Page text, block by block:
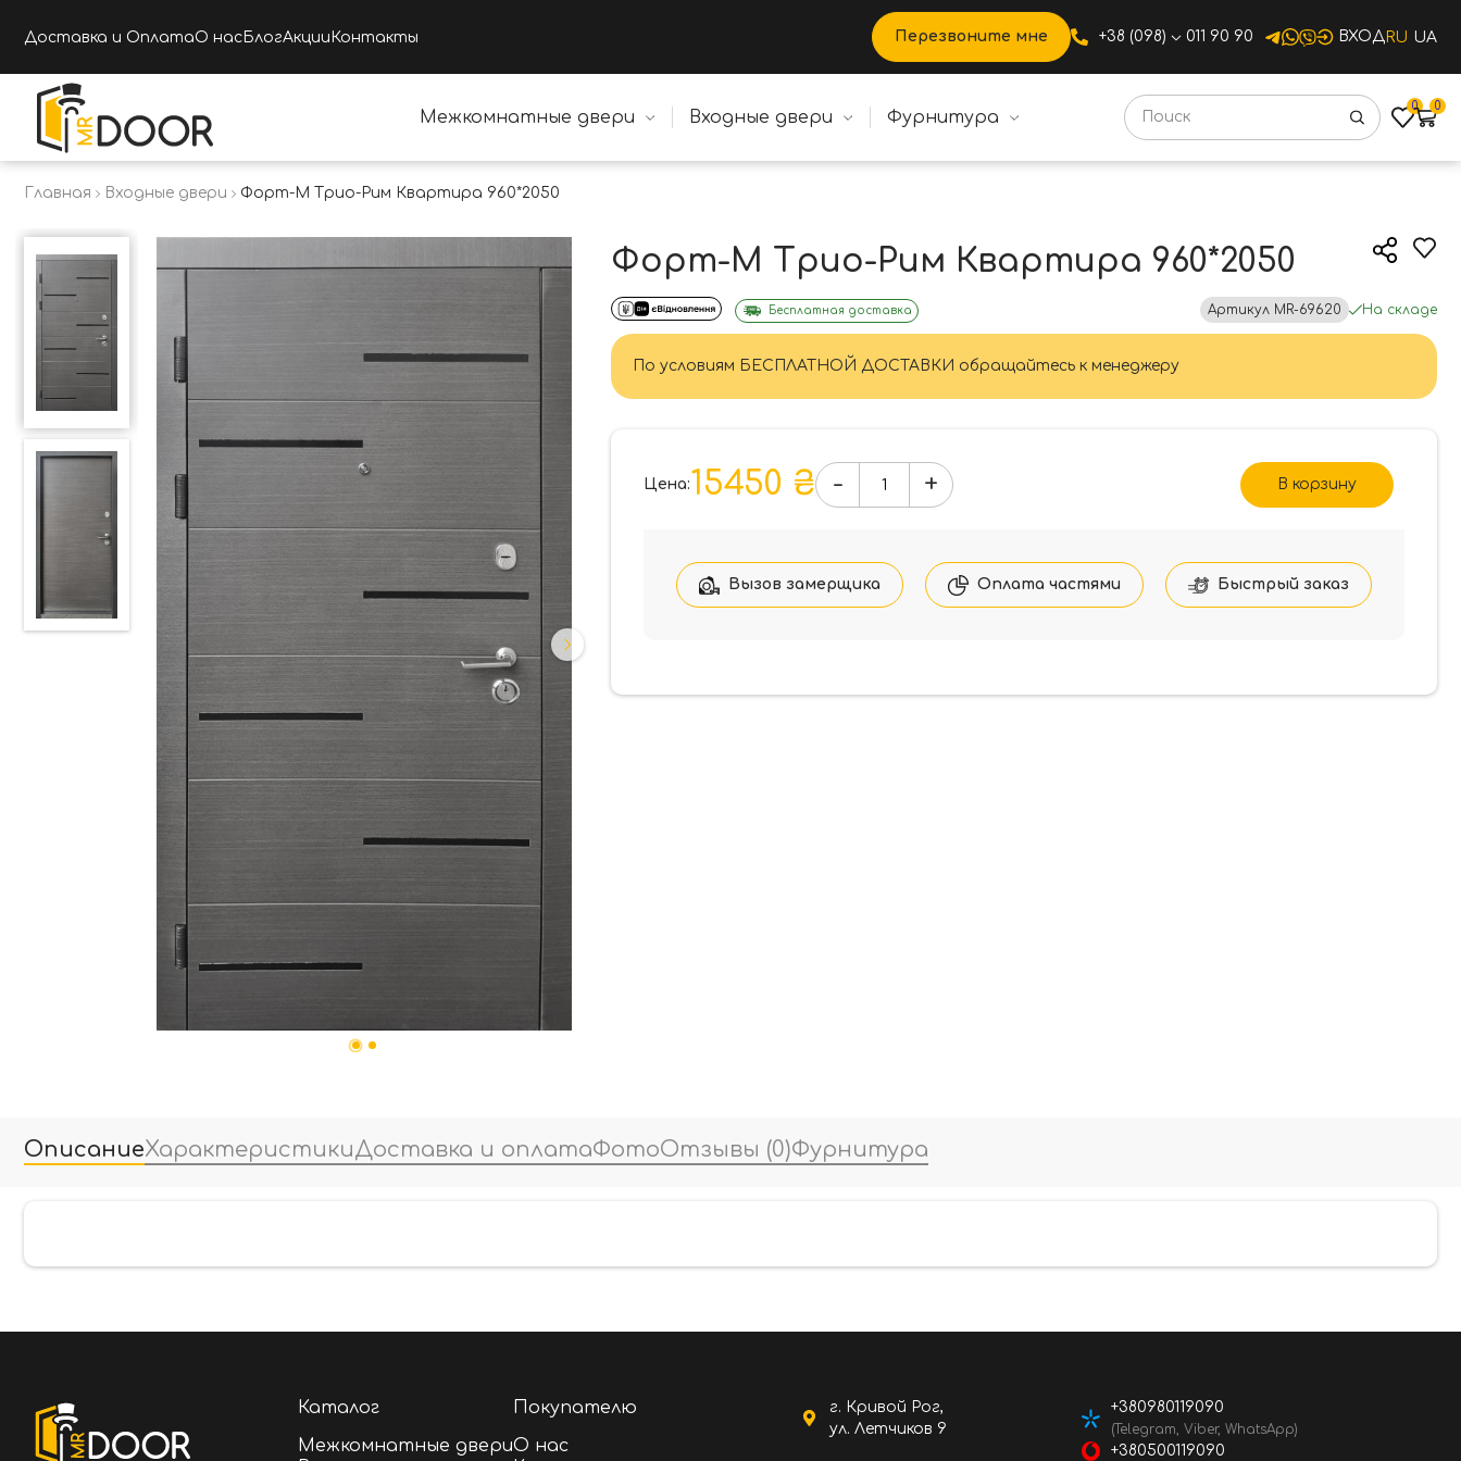
Доставка и ОплатаО нас БлогАкции Контакты Перезвоните мне +38 (098) 011 90 90 ВХОД RU UA
Межкомнатные двери Входные двери Фурнитура
0 0
Главная Входные двери Форт-М Трио-Рим Квартира 960*2050
Форт-М Трио-Рим Квартира 960*2050
Бесплатная доставка Артикул MR-69620 На складе
По условиям БЕСПЛАТНОЙ ДОСТАВКИ обращайтесь к менеджеру
Цена:15450 ₴Количество
М
Трио-
Рим
- + В корзину
Вызов замерщика Оплата частями Быстрый заказ
ОписаниеХарактеристикиДоставка и оплатаФотоОтзывы (0)Фурнитура
Каталог
Межкомнатные двери
Покупателю
О нас
г. Кривой Рог,
ул. Летчиков 9
+380980119090
(Telegram, Viber, WhatsApp)
+380500119090